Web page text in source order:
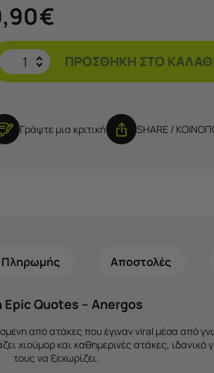
€
ΠΡΟΣΘΉΚΗ ΣΤΟ
Γράψτε μια κριτική SHARE /
Πληρωμής Αποστολές
Epic Quotes – Anergos
από ατάκες που έγιναν viral μέσα από
χιούμορ και καθημερινές ατάκες, ιδανικό
τους να ξεχωρίζει.